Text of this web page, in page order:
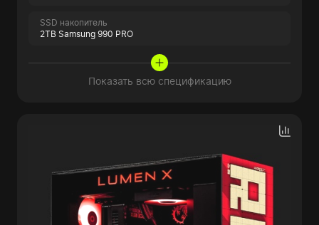
SSD накопитель
2TB Samsung 990 PRO
Показать всю спецификацию